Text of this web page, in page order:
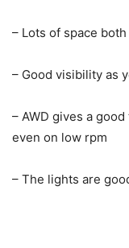
– Lots of space
– Good visibility as
– AWD gives a
even on low rpm
– The lights are